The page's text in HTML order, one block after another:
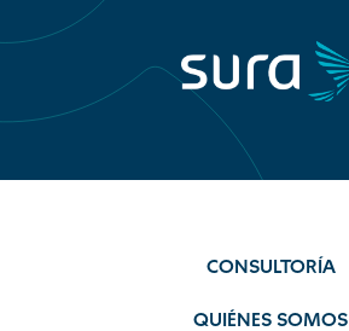
CONSULTORÍA
QUIÉNES SOMOS